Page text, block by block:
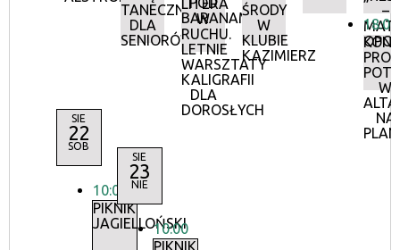
TANECZNE
DLA
SENIORÓW
BARANAMI
LITERA
W
RUCHU.
LETNIE
WARSZTATY
KALIGRAFII
DLA
DOROSŁYCH
ŚRODY
W
KLUBIE
KAZIMIERZ
–
18:00
W
NA
SIE
22
SOB
10:00
PIKNIK
JAGIELLOŃSKI
SIE
23
NIE
10:00
PIKNIK